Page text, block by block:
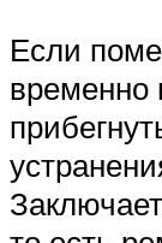
Если
временно